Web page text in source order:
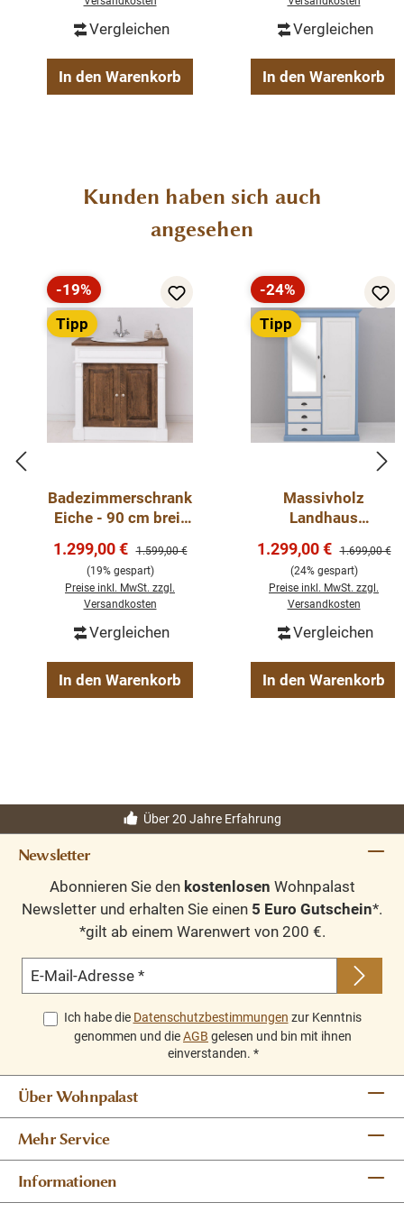
montiertVergleichen
In den Warenkorb
Vergleichen
In den Warenkorb
Produktgalerie überspringen
Kunden haben sich auch
angesehen
Rabatt
-19%
Tipp
Badezimmerschrank
Eiche - 90 cm breit
Badezimmermöbel
Verkaufspreis:
1.299,00 € Regulärer Preis:
1.599,00 €
(19% gespart)
Preise inkl. MwSt. zzgl.
Versandkosten
Vergleichen
In den Warenkorb
Rabatt
-24%
Tipp
Massivholz
Landhaus
cm breit mit Spiegel
Verkaufspreis:
1.299,00 € Regulärer
1.699,00 €
(24% gespart)
Preise inkl. MwSt. zzgl.
Versandkosten
Vergleichen
In den Warenkorb
Über 20 Jahre Erfahrung
Newsletter
Abonnieren Sie den kostenlosen Wohnpalast
Newsletter und erhalten Sie einen 5 Euro Gutschein*.
*gilt ab einem Warenwert von 200 €.
E-Mail-Adresse *
Ich habe die Datenschutzbestimmungen zur Kenntnis
genommen und dieAGB gelesen und bin mit ihnen
einverstanden. *
Über Wohnpalast
Mehr Service
Informationen